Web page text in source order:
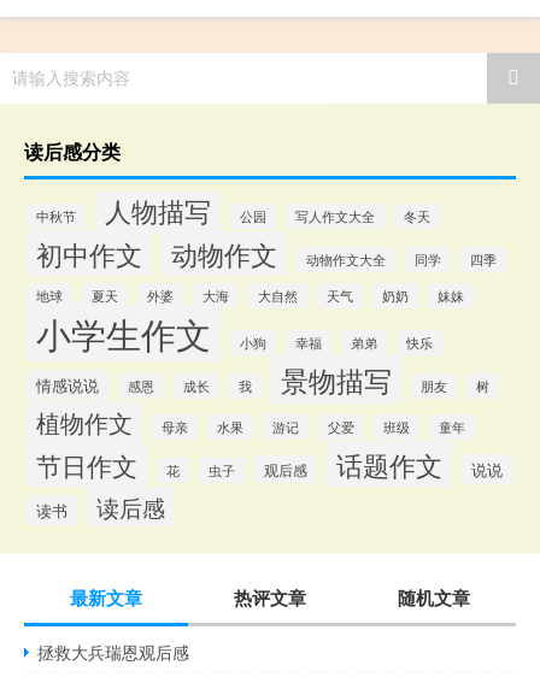
请输入搜索内容
读后感分类
中秋节 人物描写 公园 写人作文大全 冬天
初中作文 动物作文 动物作文大全 同学
四季
地球
夏天 外婆 大海 大自然 天气 奶奶 妹妹
小学生作文 小狗 幸福 弟弟 快乐
情感说说 感恩 成长 我 景物描写 朋友 树
植物作文 母亲 水果 游记 父爱 班级 童年
节日作文 花 虫子 观后感 话题作文
说说
读书
读后感
最新文章 热评文章 随机文章
拯救大兵瑞恩观后感